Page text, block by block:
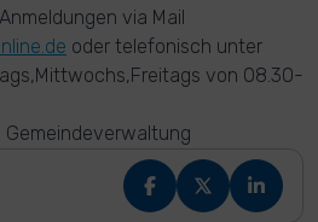
via Mail
oder telefonisch unter
von 08.30-
Gemeindeverwaltung